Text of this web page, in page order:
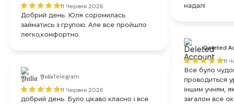
надалі
11 Червня 2026
Добрий день. Юля соромилась
займатись з групою. Але все пройшло
легко,комфортно.
Deleted
11
Все було
проводиться
іншим учням,
загалом все ок
𝔜𝔲𝔩𝔦𝔞Telegram
11 Червня 2026
добрий день. Було цікаво класно і все